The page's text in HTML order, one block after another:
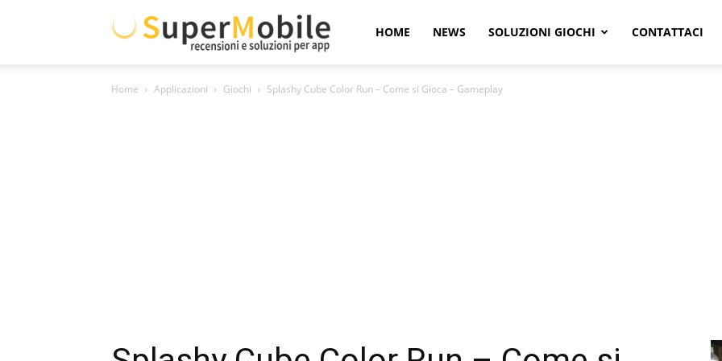
Super
Mobile
HOME NEWS SOLUZIONI GIOCHI CONTATTACI
Home Applicazioni Giochi Splashy Cube Color Run – Come si Gioca – Gameplay